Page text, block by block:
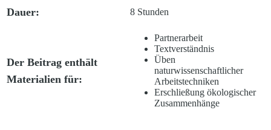
Dauer: 8 Stunden
Der Beitrag enthält
Materialien für:
Partnerarbeit
Textverständnis
Üben
naturwissenschaftlicher
Arbeitstechniken
Erschließung ökologischer
Zusammenhänge